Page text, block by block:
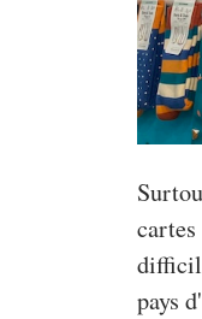
pays